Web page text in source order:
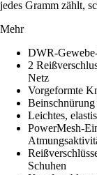
jedes Gramm zählt,
Mehr
DWR-
2
Netz
Vorgeformte
Leichtes,
PowerMesh-
Schuhen